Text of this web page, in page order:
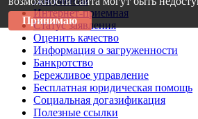
Интернет-приемная
Статус заявления
Оценить качество
Информация о загруженности
Банкротство
Бережливое управление
Бесплатная юридическая помощь
Социальная догазификация
Полезные ссылки
Принимаю